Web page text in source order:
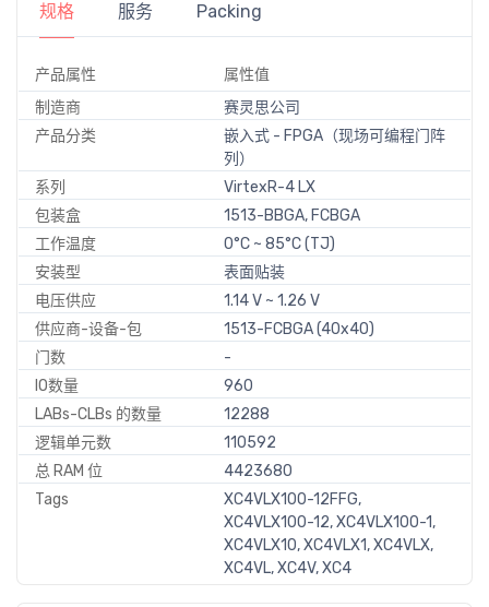
规格 服务 Packing
产品属性
属性值
制造商
赛灵思公司
产品分类
嵌入式 - FPGA（现场可编程门阵
列）
系列
VirtexR-4 LX
包装盒
1513-BBGA, FCBGA
工作温度
0°C ~ 85°C (TJ)
安装型
表面贴装
电压供应
1.14 V ~ 1.26 V
供应商-设备-包
1513-FCBGA (40x40)
门数
-
IO数量
960
LABs-CLBs 的数量
12288
逻辑单元数
110592
总 RAM 位
4423680
Tags
XC4VLX100-12FFG,
XC4VLX100-12, XC4VLX100-1,
XC4VLX10, XC4VLX1, XC4VLX,
XC4VL, XC4V, XC4